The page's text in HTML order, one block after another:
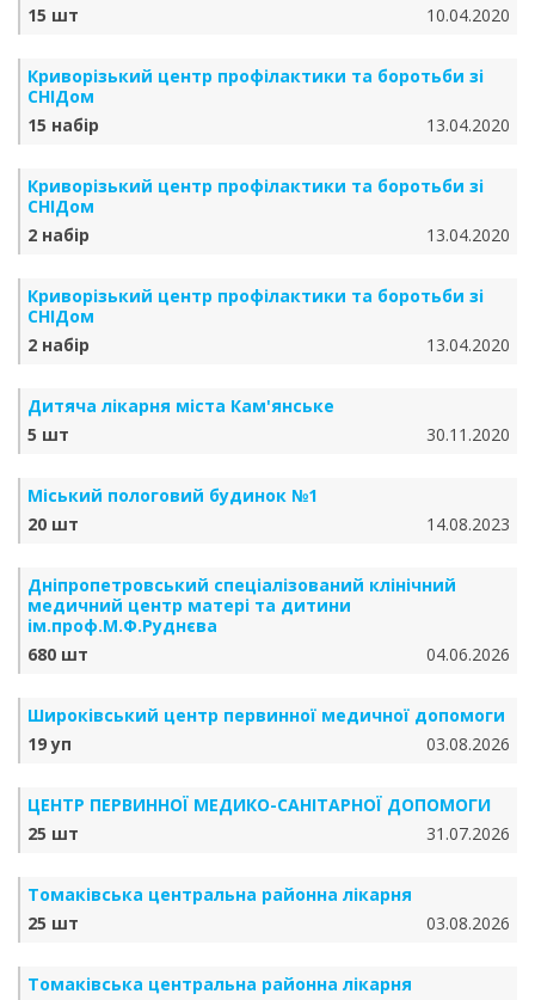
15 шт 10.04.2020
Криворізький центр профілактики та боротьби зі
СНІДом
15 набір
13.04.2020
Криворізький центр профілактики та боротьби зі
СНІДом
2 набір
13.04.2020
Криворізький центр профілактики та боротьби зі
СНІДом
2 набір
13.04.2020
Дитяча лікарня міста Кам'янське
5 шт
30.11.2020
Міський пологовий будинок №1
20 шт
14.08.2023
Дніпропетровський спеціалізований клінічний
медичний центр матері та дитини
ім.проф.М.Ф.Руднєва
680 шт
04.06.2026
Широківський центр первинної медичної допомоги
19 уп
03.08.2026
ЦЕНТР ПЕРВИННОЇ МЕДИКО-САНІТАРНОЇ ДОПОМОГИ
25 шт
31.07.2026
Томаківська центральна районна лікарня
25 шт
03.08.2026
Томаківська центральна районна лікарня